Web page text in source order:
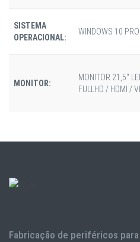
SISTEMA
OPERACIONAL:
WINDOWS 10
MONITOR:
MONITOR 21,5"
FULLHD / HDMI /
Fabricação de periféricos